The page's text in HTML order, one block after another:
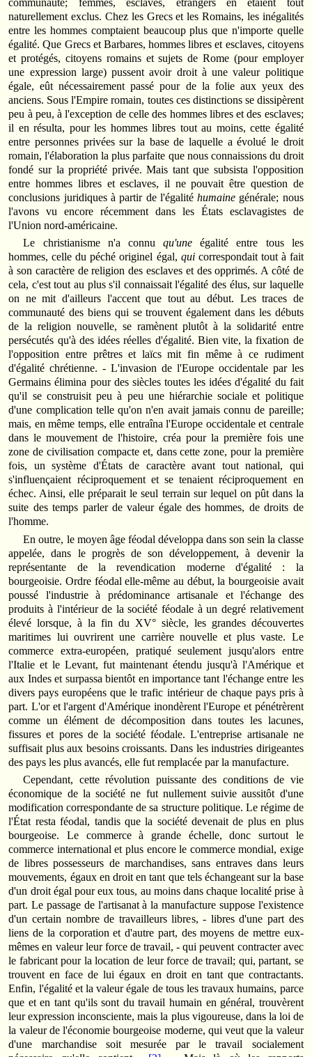
communauté; femmes, esclaves, étrangers en étaient tout
naturellement exclus. Chez les Grecs et les Romains, les inégalités
entre les hommes comptaient beaucoup plus que n'importe quelle
égalité. Que Grecs et Barbares, hommes libres et esclaves, citoyens
et protégés, citoyens romains et sujets de Rome (pour employer
une expression large) pussent avoir droit à une valeur politique
égale, eût nécessairement passé pour de la folie aux yeux des
anciens. Sous l'Empire romain, toutes ces distinctions se dissipèrent
peu à peu, à l'exception de celle des hommes libres et des esclaves;
il en résulta, pour les hommes libres tout au moins, cette égalité
entre personnes privées sur la base de laquelle a évolué le droit
romain, l'élaboration la plus parfaite que nous connaissions du droit
fondé sur la propriété privée. Mais tant que subsista l'opposition
entre hommes libres et esclaves, il ne pouvait être question de
conclusions juridiques à partir de l'égalitéhumaine générale; nous
l'avons vu encore récemment dans les États esclavagistes de
l'Union nord-américaine.
Le christianisme n'a connuqu'uneégalité entre tous les
hommes, celle du péché originel égal, qui correspondait tout à fait
à son caractère de religion des esclaves et des opprimés. A côté de
cela, c'est tout au plus s'il connaissait l'égalité des élus, sur laquelle
on ne mit d'ailleurs l'accent que tout au début. Les traces de
communauté des biens qui se trouvent également dans les débuts
de la religion nouvelle, se ramènent plutôt à la solidarité entre
persécutés qu'à des idées réelles d'égalité. Bien vite, la fixation de
l'opposition entre prêtres et laïcs mit fin même à ce rudiment
d'égalité chrétienne. - L'invasion de l'Europe occidentale par les
Germains élimina pour des siècles toutes les idées d'égalité du fait
qu'il se construisit peu à peu une hiérarchie sociale et politique
d'une complication telle qu'on n'en avait jamais connu de pareille;
mais, en même temps, elle entraîna l'Europe occidentale et centrale
dans le mouvement de l'histoire, créa pour la première fois une
zone de civilisation compacte et, dans cette zone, pour la première
fois, un système d'États de caractère avant tout national, qui
s'influençaient réciproquement et se tenaient réciproquement en
échec. Ainsi, elle préparait le seul terrain sur lequel on pût dans la
suite des temps parler de valeur égale des hommes, de droits de
l'homme.
En outre, le moyen âge féodal développa dans son sein la classe
appelée, dans le progrès de son développement, à devenir la
représentante de la revendication moderne d'égalité : la
bourgeoisie. Ordre féodal elle-même au début, la bourgeoisie avait
poussé l'industrie à prédominance artisanale et l'échange des
produits à l'intérieur de la société féodale à un degré relativement
élevé lorsque, à la fin du XV° siècle, les grandes découvertes
maritimes lui ouvrirent une carrière nouvelle et plus vaste. Le
commerce extra-européen, pratiqué seulement jusqu'alors entre
l'Italie et le Levant, fut maintenant étendu jusqu'à l'Amérique et
aux Indes et surpassa bientôt en importance tant l'échange entre les
divers pays européens que le trafic intérieur de chaque pays pris à
part. L'or et l'argent d'Amérique inondèrent l'Europe et pénétrèrent
comme un élément de décomposition dans toutes les lacunes,
fissures et pores de la société féodale. L'entreprise artisanale ne
suffisait plus aux besoins croissants. Dans les industries dirigeantes
des pays les plus avancés, elle fut remplacée par la manufacture.
Cependant, cette révolution puissante des conditions de vie
économique de la société ne fut nullement suivie aussitôt d'une
modification correspondante de sa structure politique. Le régime de
l'État resta féodal, tandis que la société devenait de plus en plus
bourgeoise. Le commerce à grande échelle, donc surtout le
commerce international et plus encore le commerce mondial, exige
de libres possesseurs de marchandises, sans entraves dans leurs
mouvements, égaux en droit en tant que tels échangeant sur la base
d'un droit égal pour eux tous, au moins dans chaque localité prise à
part. Le passage de l'artisanat à la manufacture suppose l'existence
d'un certain nombre de travailleurs libres, - libres d'une part des
liens de la corporation et d'autre part, des moyens de mettre eux-
mêmes en valeur leur force de travail, - qui peuvent contracter avec
le fabricant pour la location de leur force de travail; qui, partant, se
trouvent en face de lui égaux en droit en tant que contractants.
Enfin, l'égalité et la valeur égale de tous les travaux humains, parce
que et en tant qu'ils sont du travail humain en général, trouvèrent
leur expression inconsciente, mais la plus vigoureuse, dans la loi de
la valeur de l'économie bourgeoise moderne, qui veut que la valeur
d'une marchandise soit mesurée par le travail socialement